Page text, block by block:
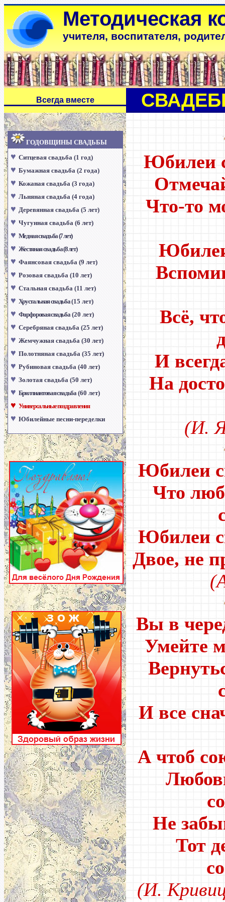
Методическая
учителя, воспитателя,
Всегда вместе
ГОДОВЩИНЫ СВАДЬБЫ
♥ Ситцевая свадьба (1 год)
♥ Бумажная свадьба (2 года)
♥ Кожаная свадьба (3 года)
♥ Льняная свадьба (4 года)
♥ Деревянная свадьба (5 лет)
♥ Чугунная свадьба (6 лет)
♥ Медная свадьба (7 лет)
♥ Жестяная свадьба (8 лет)
♥ Фаянсовая свадьба (9 лет)
♥ Розовая свадьба (10 лет)
♥ Стальная свадьба (11 лет)
♥ Хрустальная свадьба(15 лет)
♥ Фарфоровая свадьба(20 лет)
♥ Серебряная свадьба (25 лет)
♥ Жемчужная свадьба (30 лет)
♥ Полотняная свадьба (35 лет)
♥ Рубиновая свадьба (40 лет)
♥ Золотая свадьба (50 лет)
♥ Бриллиантовая свадьба(60 лет)
♥ Универсальные поздравления
♥ Юбилейные песни-переделки
Юбилеи
Что-то
Всё,
И
На
(И.
Юбилеи
Что
Юбилеи
Двое, не
Вы в
Умейте
И все
А чтоб
Не
Тот
(И.